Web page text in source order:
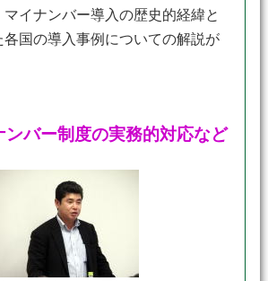
イナンバー導入の歴史的経緯と
各国の導入事例についての解説が
ンバー制度の実務的対応など